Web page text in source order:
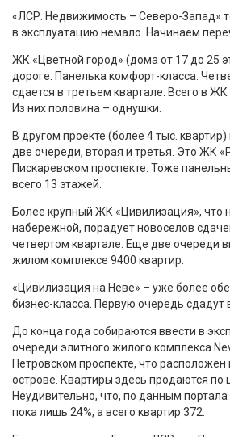
«ЛСР. Недвижимость – Северо-Запад»
в эксплуатацию немало. Начинаем
ЖК «Цветной город» (дома от 17 до 25
дороге. Панелька комфорт-класса.
сдается в третьем квартале. Всего в ЖК
Из них половина – однушки.
В другом проекте (более 4 тыс.
две очереди, вторая и третья. Это ЖК
Пискаревском проспекте. Тоже
всего 13 этажей.
Более крупный ЖК «Цивилизация», что
набережной, порадует новоселов
четвертом квартале. Еще две очереди
жилом комплексе 9400 квартир.
«Цивилизация на Неве» – уже более
бизнес-класса. Первую очередь сдадут
До конца года собираются ввести в
очереди элитного жилого комплекса
Петровском проспекте, что
острове. Квартиры здесь продаются по
Неудивительно, что, по данным
пока лишь 24%, а всего квартир 372.